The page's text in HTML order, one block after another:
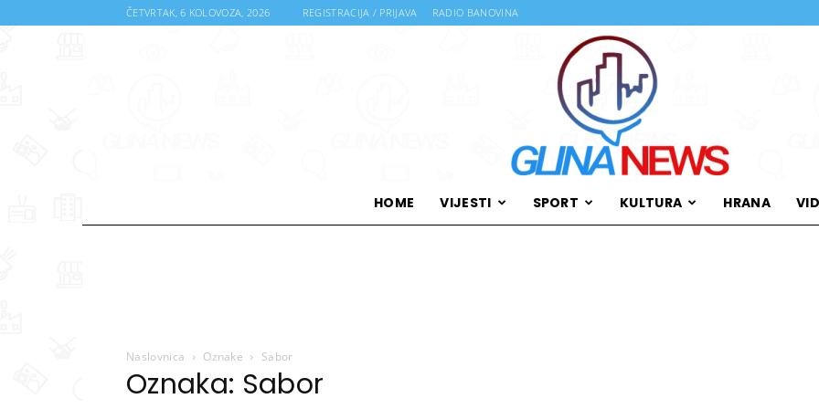
ČETVRTAK, 6 KOLOVOZA, 2026 REGISTRACIJA / PRIJAVA RADIO BANOVINA
HOME VIJESTI SPORT KULTURA HRANA
Naslovnica Oznake Sabor
Oznaka: Sabor